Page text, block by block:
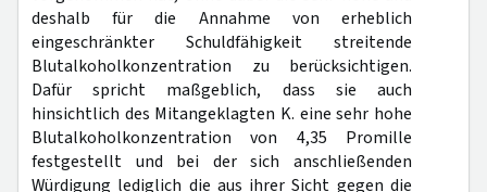
deshalb für die Annahme von erheblich
eingeschränkter Schuldfähigkeit streitende
Blutalkoholkonzentration zu berücksichtigen.
Dafür spricht maßgeblich, dass sie auch
hinsichtlich des Mitangeklagten K. eine sehr hohe
Blutalkoholkonzentration von 4,35 Promille
festgestellt und bei der sich anschließenden
Würdigung lediglich die aus ihrer Sicht gegen die